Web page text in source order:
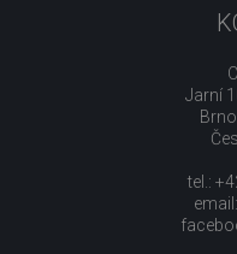
Jarní
tel.:
email: